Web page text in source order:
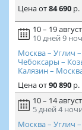
Ценаот84 690р.
10 – 19
10 дней 9
Москва – Углич
Чебоксары –
Калязин –
Ценаот90 890р.
10 – 14
5 дней 4 ночи
Москва – Углич